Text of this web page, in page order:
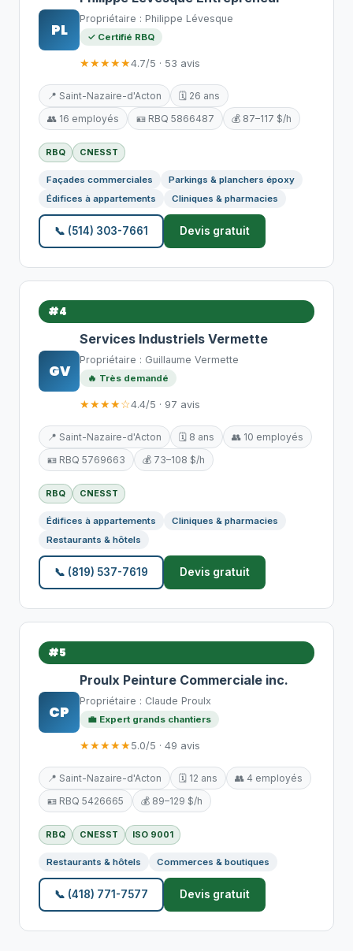
PL
Propriétaire : Philippe Lévesque
✓ Certifié RBQ
★★★★★4.7/5 · 53 avis
📍 Saint-Nazaire-d'Acton
🗓️ 26 ans
👥 16 employés
🪪 RBQ 5866487 💰 87–117 $/h
RBQ CNESST
Façades commerciales
Parkings & planchers époxy
Édifices à appartements
Cliniques & pharmacies
📞 (514) 303-7661 Devis gratuit
#4
GV
Services Industriels Vermette
Propriétaire : Guillaume Vermette
🔥 Très demandé
★★★★☆4.4/5 · 97 avis
📍 Saint-Nazaire-d'Acton 🗓️ 8 ans
👥 10 employés
🪪 RBQ 5769663
💰 73–108 $/h
RBQ CNESST
Édifices à appartements
Cliniques & pharmacies
Restaurants & hôtels
📞 (819) 537-7619 Devis gratuit
#5
CP
Proulx Peinture Commerciale inc.
Propriétaire : Claude Proulx
💼 Expert grands chantiers
★★★★★5.0/5 · 49 avis
📍 Saint-Nazaire-d'Acton 🗓️ 12 ans
👥 4 employés
🪪 RBQ 5426665
💰 89–129 $/h
RBQ CNESST ISO 9001
Restaurants & hôtels Commerces & boutiques
📞 (418) 771-7577 Devis gratuit